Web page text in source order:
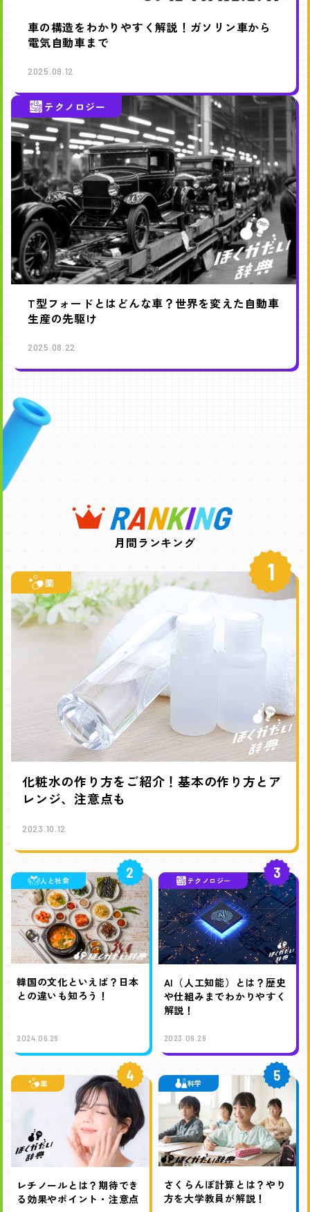
車の構造をわかりやすく解説！ガソリン車から
電気自動車まで
2025.09.12
テクノロジー
T型フォードとはどんな車？世界を変えた自動車
生産の先駆け
2025.08.22
月間ランキング
薬 1
化粧水の作り方をご紹介！基本の作り方とア
レンジ、注意点も
2023.10.12
人と社会 2
韓国の文化といえば？日本
との違いも知ろう！
2024.06.26
テクノロジー 3
AI（人工知能）とは？歴史
や仕組みまでわかりやすく
解説！
2023.09.29
薬 4
レチノールとは？期待でき
る効果やポイント・注意点
科学 5
さくらんぼ計算とは？やり
方を大学教員が解説！